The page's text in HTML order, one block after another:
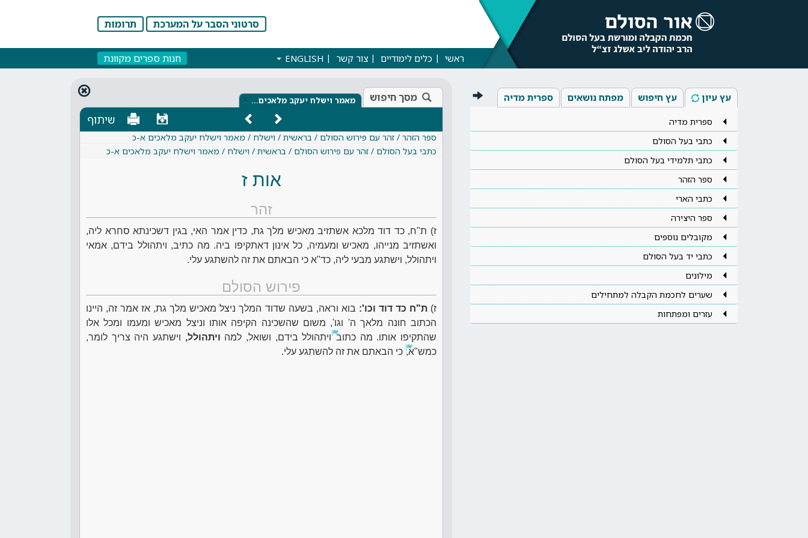
סרטוני הסבר על המערכת תרומות
ראשי כלים לימודיים צור קשר ENGLISH חנות ספרים מקוונת
עץ עיון עץ חיפוש מפתח נושאים ספרית מדיה
ספרית מדיה
כתבי בעל הסולם
כתבי תלמידי בעל הסולם
ספר הזהר
כתבי הארי
ספר היצירה
מקובלים נוספים
כתבי יד בעל הסולם
מילונים
שערים לחכמת הקבלה למתחילים
עזרים ומפתחות
מסך חיפוש מאמר וישלח יעקב מלאכים… ×
שיתוף
ספר הזהר / זהר עם פירוש הסולם / בראשית / וישלח / מאמר וישלח יעקב מלאכים א-כ
כתבי בעל הסולם / זהר עם פירוש הסולם / בראשית / וישלח / מאמר וישלח יעקב מלאכים א-כ
אות ז
זהר
ז) ת"ח, כד דוד מלכא אשתזיב מאכיש מלך גת, כדין אמר האי, בגין דשכינתא סחרא ליה,
ואשתזיב מנייהו, מאכיש ומעמיה, כל אינון דאתקיפו ביה. מה כתיב, ויתהולל בידם, אמאי
ויתהולל, וישתגע מבעי ליה, כד"א כי הבאתם את זה להשתגע עלי.
פירוש הסולם
ז)ת"ח כד דוד וכו': בוא וראה, בשעה שדוד המלך ניצל מאכיש מלך גת, אז אמר זה, היינו
הכתוב חונה מלאך ה' וגו', משום שהשכינה הקיפה אותו וניצל מאכיש ומעמו ומכל אלו
שהתקיפו אותו. מה כתובויתהולל בידם, ושואל, למה ויתהולל, וישתגע היה צריך לומר,
כמש"א, כי הבאתם את זה להשתגע עלי.